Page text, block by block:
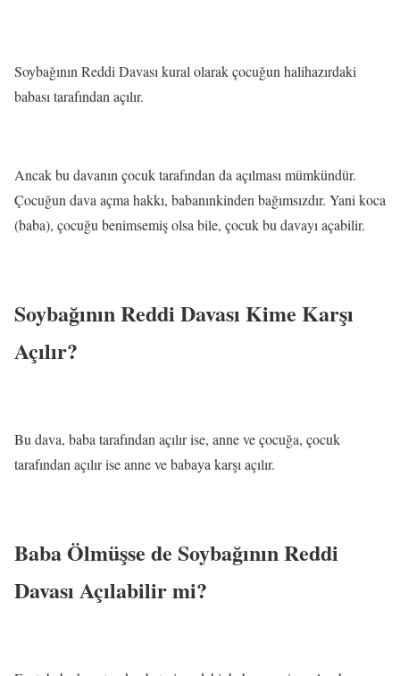
Soybağının Reddi Davası kural olarak çocuğun halihazırdaki
babası tarafından açılır.
Ancak bu davanın çocuk tarafından da açılması mümkündür.
Çocuğun dava açma hakkı, babanınkinden bağımsızdır. Yani koca
(baba), çocuğu benimsemiş olsa bile, çocuk bu davayı açabilir.
Soybağının Reddi Davası Kime Karşı
Açılır?
Bu dava, baba tarafından açılır ise, anne ve çocuğa, çocuk
tarafından açılır ise anne ve babaya karşı açılır.
Baba Ölmüşse de Soybağının Reddi
Davası Açılabilir mi?